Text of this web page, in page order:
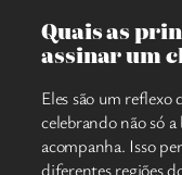
Quais as
assinar um
Eles são um
celebrando não só
acompanha. Isso
diferentes regiões